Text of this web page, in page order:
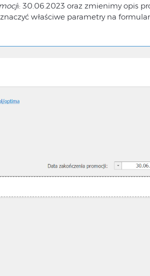
i: 30.06.2023 oraz zmienimy opis
właściwe parametry na